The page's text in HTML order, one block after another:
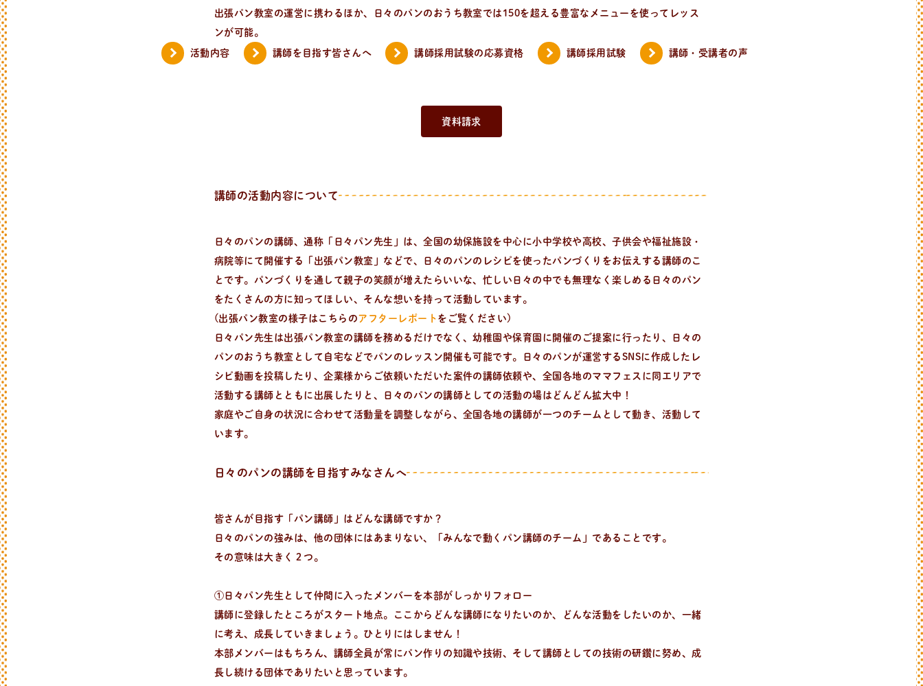
活動/プロフィールについて
出張パン教室の運営に携わるほか、日々のパンのおうち教室では150を超える豊富なメニューを使ってレッス
ンが可能。
活動内容 講師を目指す皆さんへ 講師採用試験の応募資格 講師採用試験 講師・受講者の声
資料請求
講師の活動内容について
日々のパンの講師、通称「日々パン先生」は、全国の幼保施設を中心に小中学校や高校、子供会や福祉施設・
病院等にて開催する「出張パン教室」などで、日々のパンのレシピを使ったパンづくりをお伝えする講師のこ
とです。パンづくりを通して親子の笑顔が増えたらいいな、忙しい日々の中でも無理なく楽しめる日々のパン
をたくさんの方に知ってほしい、そんな想いを持って活動しています。
(出張パン教室の様子はこちらのアフターレポート をご覧ください)
日々パン先生は出張パン教室の講師を務めるだけでなく、幼稚園や保育園に開催のご提案に行ったり、日々の
パンのおうち教室として自宅などでパンのレッスン開催も可能です。日々のパンが運営するSNSに作成したレ
シピ動画を投稿したり、企業様からご依頼いただいた案件の講師依頼や、全国各地のママフェスに同エリアで
活動する講師とともに出展したりと、日々のパンの講師としての活動の場はどんどん拡大中！
家庭やご自身の状況に合わせて活動量を調整しながら、全国各地の講師が一つのチームとして動き、活動して
います。
日々のパンの講師を目指すみなさんへ
皆さんが目指す「パン講師」はどんな講師ですか？
日々のパンの強みは、他の団体にはあまりない、「みんなで動くパン講師のチーム」であることです。
その意味は大きく２つ。
①日々パン先生として仲間に入ったメンバーを本部がしっかりフォロー
講師に登録したところがスタート地点。ここからどんな講師になりたいのか、どんな活動をしたいのか、一緒
に考え、成長していきましょう。ひとりにはしません！
本部メンバーはもちろん、講師全員が常にパン作りの知識や技術、そして講師としての技術の研鑽に努め、成
長し続ける団体でありたいと思っています。